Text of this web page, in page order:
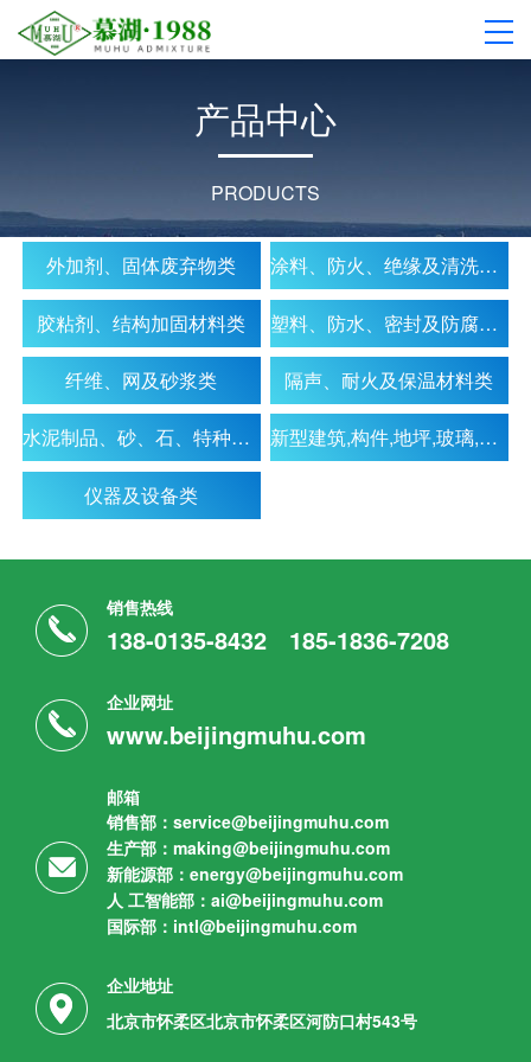
产品中心
PRODUCTS
外加剂、固体废弃物类 涂料、防火、绝缘及清洗材料类
胶粘剂、结构加固材料类 塑料、防水、密封及防腐材料类
纤维、网及砂浆类 隔声、耐火及保温材料类
水泥制品、砂、石、特种水泥及特种混凝土类 新型建筑,构件,地坪,玻璃,板,门窗,装饰,墙体及吊顶材料类
仪器及设备类
销售热线
138-0135-8432 185-1836-7208
企业网址
www.beijingmuhu.com
邮箱
销售部：service@beijingmuhu.com
生产部：making@beijingmuhu.com
新能源部：energy@beijingmuhu.com
人 工智能部：ai@beijingmuhu.com
国际部：intl@beijingmuhu.com
企业地址
北京市怀柔区北京市怀柔区河防口村543号